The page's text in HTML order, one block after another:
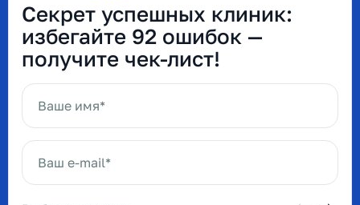
Секрет успешных клиник:
избегайте 92 ошибок —
получите чек-лист!